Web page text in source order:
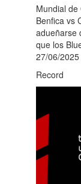
Mundial
Benfica vs
adueñarse
que los
27/06/
Record